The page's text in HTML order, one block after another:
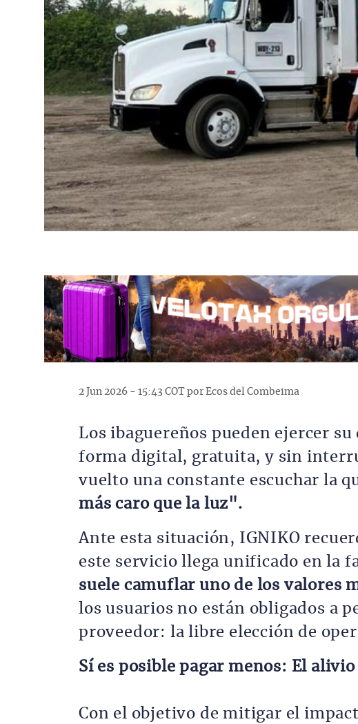
2 Jun 2026 - 15:43 COT por Ecos del Combeima
Los ibaguereños pueden ejercer
forma digital, gratuita, y sin
vuelto una constante escuchar la
más caro que la luz".
Ante esta situación, IGNIKO
este servicio llega unificado en la
suele camuflar uno de los valores
los usuarios no están obligados a
proveedor: la libre elección de
Sí es posible pagar menos: El
Con el objetivo de mitigar el